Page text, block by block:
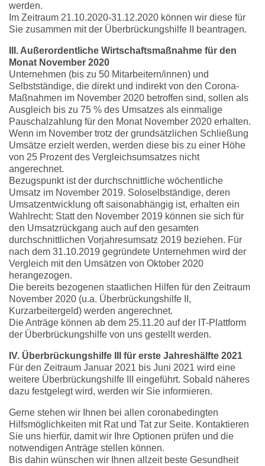
werden.
Im Zeitraum 21.10.2020-31.12.2020 können wir diese für
Sie zusammen mit der Überbrückungshilfe II beantragen.
III. Außerordentliche Wirtschaftsmaßnahme für den
Monat November 2020
Unternehmen (bis zu 50 Mitarbeitern/innen) und
Selbstständige, die direkt und indirekt von den Corona-
Maßnahmen im November 2020 betroffen sind, sollen als
Ausgleich bis zu 75 % des Umsatzes als einmalige
Pauschalzahlung für den Monat November 2020 erhalten.
Wenn im November trotz der grundsätzlichen Schließung
Umsätze erzielt werden, werden diese bis zu einer Höhe
von 25 Prozent des Vergleichsumsatzes nicht
angerechnet.
Bezugspunkt ist der durchschnittliche wöchentliche
Umsatz im November 2019. Soloselbständige, deren
Umsatzentwicklung oft saisonabhängig ist, erhalten ein
Wahlrecht: Statt den November 2019 können sie sich für
den Umsatzrückgang auch auf den gesamten
durchschnittlichen Vorjahresumsatz 2019 beziehen. Für
nach dem 31.10.2019 gegründete Unternehmen wird der
Vergleich mit den Umsätzen von Oktober 2020
herangezogen.
Die bereits bezogenen staatlichen Hilfen für den Zeitraum
November 2020 (u.a. Überbrückungshilfe II,
Kurzarbeitergeld) werden angerechnet.
Die Anträge können ab dem 25.11.20 auf der IT-Plattform
der Überbrückungshilfe von uns gestellt werden.
IV. Überbrückungshilfe III für erste Jahreshälfte 2021
Für den Zeitraum Januar 2021 bis Juni 2021 wird eine
weitere Überbrückungshilfe III eingeführt. Sobald näheres
dazu festgelegt wird, werden wir Sie informieren.
Gerne stehen wir Ihnen bei allen coronabedingten
Hilfsmöglichkeiten mit Rat und Tat zur Seite. Kontaktieren
Sie uns hierfür, damit wir Ihre Optionen prüfen und die
notwendigen Anträge stellen können.
Bis dahin wünschen wir Ihnen allzeit beste Gesundheit